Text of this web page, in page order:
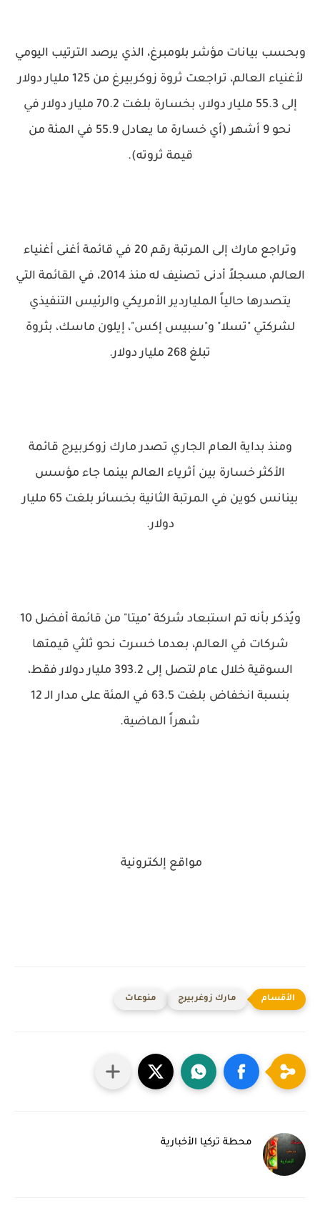
وبحسب بيانات مؤشر بلومبرغ، الذي يرصد الترتيب اليومي
لأغنياء العالم، تراجعت ثروة زوكربيرغ من 125 مليار دولار
إلى 55.3 مليار دولار، بخسارة بلغت 70.2 مليار دولار في
نحو 9 أشهر (أي خسارة ما يعادل 55.9 في المئة من
قيمة ثروته).
وتراجع مارك إلى المرتبة رقم 20 في قائمة أغنى أغنياء
العالم، مسجلاً أدنى تصنيف له منذ 2014، في القائمة التي
يتصدرها حالياً الملياردير الأمريكي والرئيس التنفيذي
لشركتي "تسلا" و"سبيس إكس"، إيلون ماسك، بثروة
تبلغ 268 مليار دولار.
ومنذ بداية العام الجاري تصدر مارك زوكربيرج قائمة
الأكثر خسارة بين أثرياء العالم بينما جاء مؤسس
بينانس كوين في المرتبة الثانية بخسائر بلغت 65 مليار
دولار.
ويُذكر بأنه تم استبعاد شركة "ميتا" من قائمة أفضل 10
شركات في العالم، بعدما خسرت نحو ثلثي قيمتها
السوقية خلال عام لتصل إلى 393.2 مليار دولار فقط،
بنسبة انخفاض بلغت 63.5 في المئة على مدار الـ 12
شهراً الماضية.
مواقع إلكترونية
مارك زوغربيرج منوعات
محطة تركيا الأخبارية